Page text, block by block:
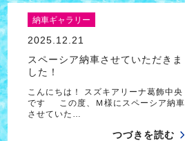
納車ギャラリー
2025.12.21
スペーシア納車させていただきま
した！
こんにちは！ スズキアリーナ葛飾中央
です この度、Ｍ様にスペーシア納車
させていた…
つづきを読む